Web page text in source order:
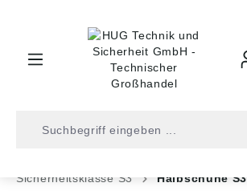
Sicherheitsklasse S3
Halbschuhe S3